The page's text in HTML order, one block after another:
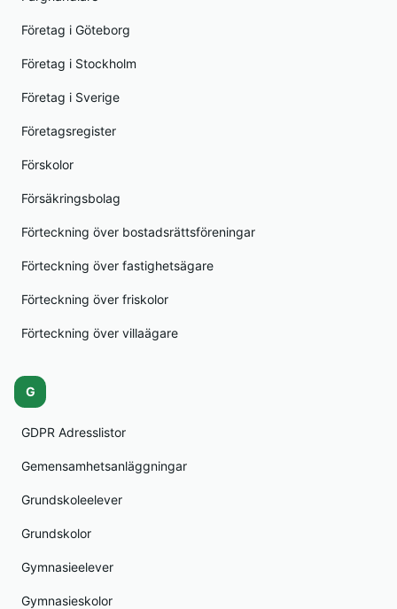
Företag i Göteborg
Företag i Stockholm
Företag i Sverige
Företagsregister
Förskolor
Försäkringsbolag
Förteckning över bostadsrättsföreningar
Förteckning över fastighetsägare
Förteckning över friskolor
Förteckning över villaägare
G
GDPR Adresslistor
Gemensamhetsanläggningar
Grundskoleelever
Grundskolor
Gymnasieelever
Gymnasieskolor